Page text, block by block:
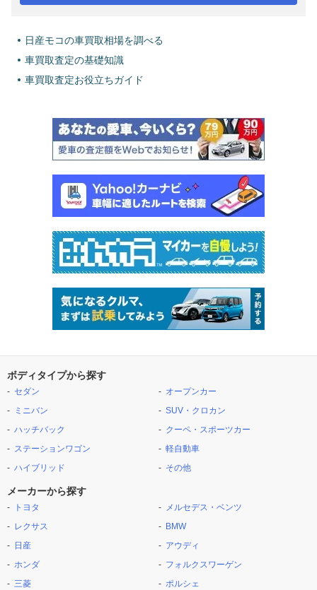
日産モコの車買取相場を調べる
車買取査定の基礎知識
車買取査定お役立ちガイド
ボディタイプから探す
セダン
ミニバン
ハッチバック
ステーションワゴン
ハイブリッド
オープンカー
SUV・クロカン
クーペ・スポーツカー
軽自動車
その他
メーカーから探す
トヨタ
レクサス
日産
ホンダ
三菱
メルセデス・ベンツ
BMW
アウディ
フォルクスワーゲン
ポルシェ